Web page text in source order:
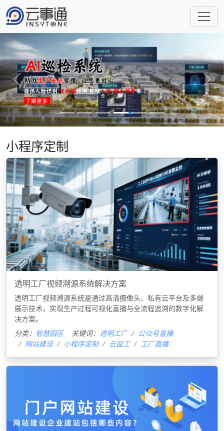
Previous Next
小程序定制
透明工厂视频溯源系统解决方案
透明工厂视频溯源系统是通过高清摄像头、私有云平台及多端
展示技术，实现生产过程可视化直播与全流程追溯的数字化解
决方案‌。
分类： 智慧园区 关键词： 透明工厂
公众号直播
网站建设
小程序定制 云监工 工厂直播